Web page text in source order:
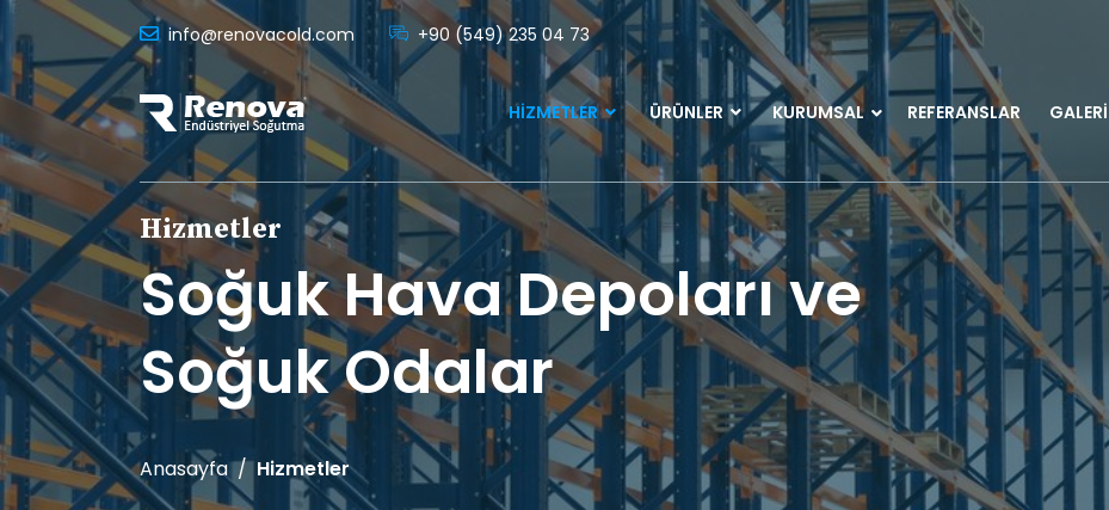
info@renovacold.com +90 (549) 235 04 73
HIZMETLER ÜRÜNLER KURUMSAL REFERANSLAR GALERI
Hizmetler
Soğuk Hava Depoları ve
Soğuk Odalar
Anasayfa Hizmetler